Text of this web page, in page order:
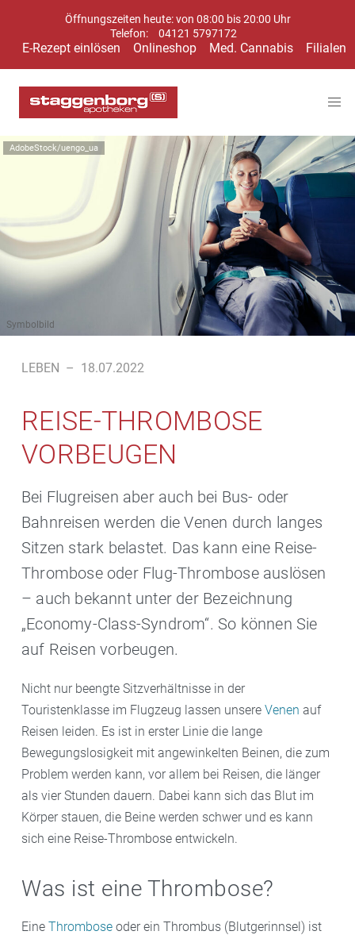
Öffnungszeiten heute: von 08:00 bis 20:00 Uhr
Telefon:
04121 5797172
E-Rezept einlösen Onlineshop Med. Cannabis Filialen
AdobeStock/uengo_ua
Symbolbild
LEBEN – 18.07.2022
REISE-THROMBOSE
VORBEUGEN
Bei Flugreisen aber auch bei Bus- oder
Bahnreisen werden die Venen durch langes
Sitzen stark belastet. Das kann eine Reise-
Thrombose oder Flug-Thrombose auslösen
– auch bekannt unter der Bezeichnung
„Economy-Class-Syndrom“. So können Sie
auf Reisen vorbeugen.
Nicht nur beengte Sitzverhältnisse in der
Touristenklasse im Flugzeug lassen unsere Venen auf
Reisen leiden. Es ist in erster Linie die lange
Bewegungslosigkeit mit angewinkelten Beinen, die zum
Problem werden kann, vor allem bei Reisen, die länger
als vier Stunden dauern. Dabei kann sich das Blut im
Körper stauen, die Beine werden schwer und es kann
sich eine Reise-Thrombose entwickeln.
Was ist eine Thrombose?
Eine Thrombose oder ein Thrombus (Blutgerinnsel) ist